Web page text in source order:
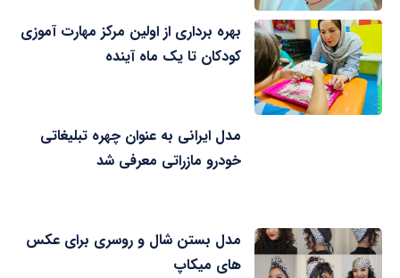
بهره برداری از اولین مرکز مهارت آموزی
کودکان تا یک ماه آینده
مدل ایرانی به عنوان چهره تبلیغاتی
خودرو مازراتی معرفی شد
مدل بستن شال و روسری برای عکس
های میکاپ